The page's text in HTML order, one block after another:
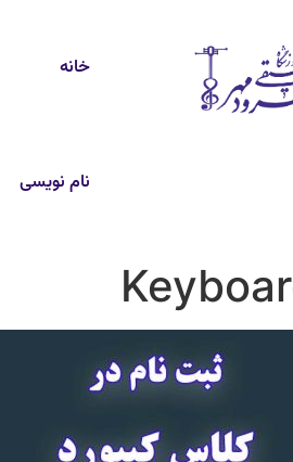
خانه
نام نویسی